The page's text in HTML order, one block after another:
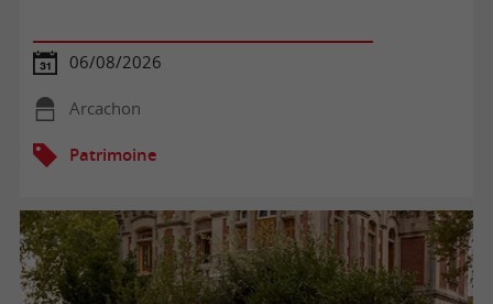
06/08/2026
Arcachon
Patrimoine